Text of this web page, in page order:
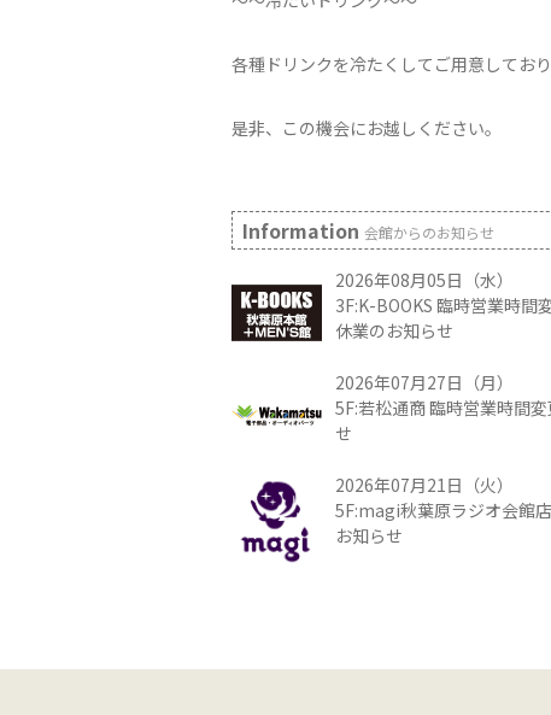
各種ドリンクを冷たくしてご用意しており
是非、この機会にお越しください。
Information 会館からのお知らせ
2026年08月05日（水）
3F:K-BOOKS 臨時営業時間
休業のお知らせ
2026年07月27日（月）
5F:若松通商 臨時営業時間
せ
2026年07月21日（火）
5F:magi秋葉原ラジオ会館
お知らせ